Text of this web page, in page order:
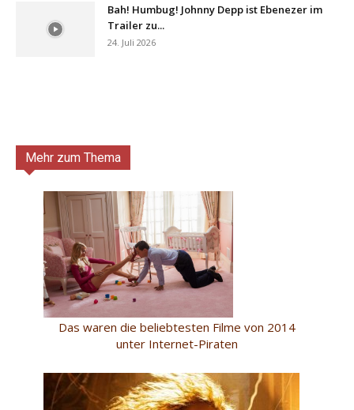
Bah! Humbug! Johnny Depp ist Ebenezer im
Trailer zu...
24. Juli 2026
Mehr zum Thema
Das waren die beliebtesten Filme von 2014
unter Internet-Piraten